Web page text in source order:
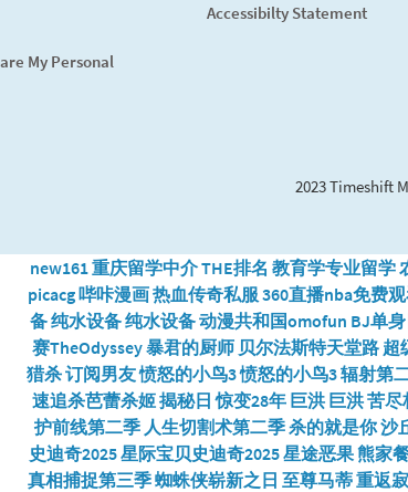
My Personal
Accessibilty Statement
2023 Timeshift
new161重庆留学中介THE排名 教育学专业留学
picacg哔咔漫画热血传奇私服360直播nba免费
备纯水设备纯水设备动漫共和国omofun BJ单
赛TheOdyssey暴君的厨师 贝尔法斯特天堂路 超
猎杀订阅男友愤怒的小鸟3愤怒的小鸟3辐射第
速追杀芭蕾杀姬揭秘日 惊变28年 巨洪 巨洪苦尽
护前线第二季 人生切割术第二季杀的就是你沙
史迪奇2025星际宝贝史迪奇2025星途恶果熊家
真相捕捉第三季蜘蛛侠崭新之日 至尊马蒂重返